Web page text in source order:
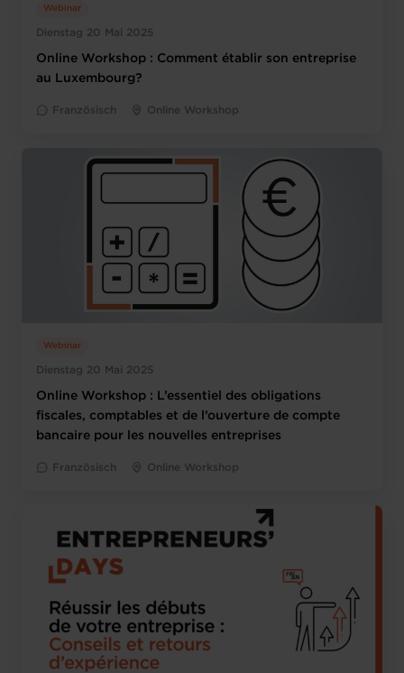
Dienstag 20 Mai 2025
Webinar
Online Workshop : Comment établir son entreprise
au Luxembourg?
Französisch Online Workshop
Dienstag 20 Mai 2025
Webinar
Online Workshop : L’essentiel des obligations
fiscales, comptables et de l’ouverture de compte
bancaire pour les nouvelles entreprises
Französisch Online Workshop